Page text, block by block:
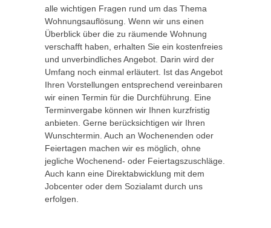
alle wichtigen Fragen rund um das Thema
Wohnungsauflösung. Wenn wir uns einen
Überblick über die zu räumende Wohnung
verschafft haben, erhalten Sie ein kostenfreies
und unverbindliches Angebot. Darin wird der
Umfang noch einmal erläutert. Ist das Angebot
Ihren Vorstellungen entsprechend vereinbaren
wir einen Termin für die Durchführung. Eine
Terminvergabe können wir Ihnen kurzfristig
anbieten. Gerne berücksichtigen wir Ihren
Wunschtermin. Auch an Wochenenden oder
Feiertagen machen wir es möglich, ohne
jegliche Wochenend- oder Feiertagszuschläge.
Auch kann eine Direktabwicklung mit dem
Jobcenter oder dem Sozialamt durch uns
erfolgen.